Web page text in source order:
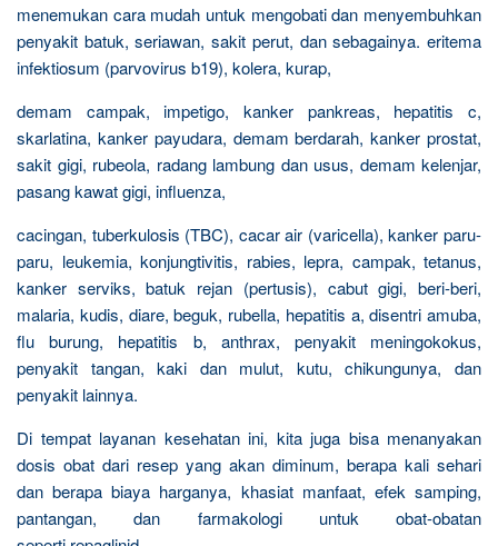
menemukan cara mudah untuk mengobati dan menyembuhkan
penyakit batuk, seriawan, sakit perut, dan sebagainya. eritema
infektiosum (parvovirus b19), kolera, kurap,
demam campak, impetigo, kanker pankreas, hepatitis c,
skarlatina, kanker payudara, demam berdarah, kanker prostat,
sakit gigi, rubeola, radang lambung dan usus, demam kelenjar,
pasang kawat gigi, influenza,
cacingan, tuberkulosis (TBC), cacar air (varicella), kanker paru-
paru, leukemia, konjungtivitis, rabies, lepra, campak, tetanus,
kanker serviks, batuk rejan (pertusis), cabut gigi, beri-beri,
malaria, kudis, diare, beguk, rubella, hepatitis a, disentri amuba,
flu burung, hepatitis b, anthrax, penyakit meningokokus,
penyakit tangan, kaki dan mulut, kutu, chikungunya, dan
penyakit lainnya.
Di tempat layanan kesehatan ini, kita juga bisa menanyakan
dosis obat dari resep yang akan diminum, berapa kali sehari
dan berapa biaya harganya, khasiat manfaat, efek samping,
pantangan, dan farmakologi untuk obat-obatan